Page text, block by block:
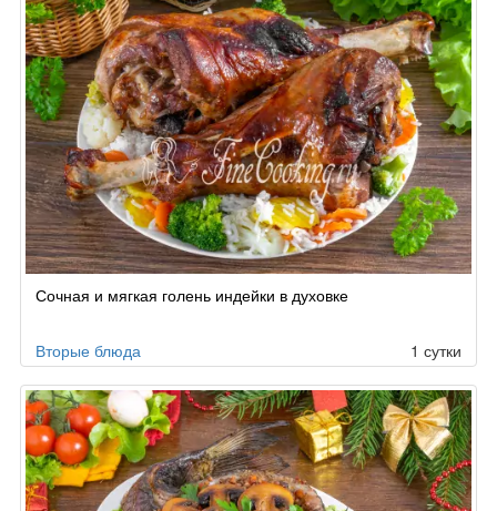
Сочная и мягкая голень индейки в духовке
Вторые блюда 1 сутки